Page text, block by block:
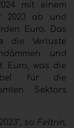
mit einem
2023 ab und
Euro. Das
die Verluste
und
Euro, was die
für die
Sektors
so Feltrin,